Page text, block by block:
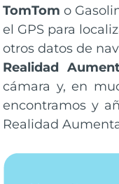
TomTom o
el GPS para
otros datos de
Realidad
cámara y, en
encontramos y
Realidad